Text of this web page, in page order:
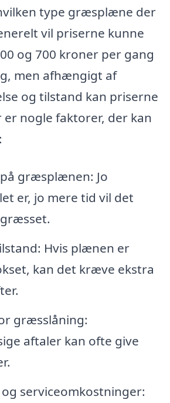
type græsplæne der
vil priserne kunne
og 700 kroner per gang
men afhængigt af
og tilstand kan priserne
nogle faktorer, der kan
græsplænen: Jo
er, jo mere tid vil det
Hvis plænen er
kan det kræve ekstra
græsslåning:
aftaler kan ofte give
serviceomkostninger: